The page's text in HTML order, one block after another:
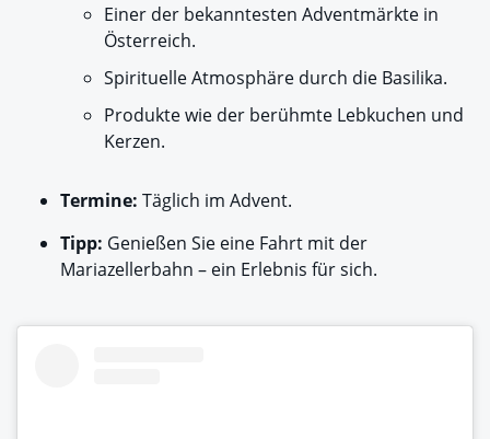
Einer der bekanntesten Adventmärkte in
Österreich.
Spirituelle Atmosphäre durch die Basilika.
Produkte wie der berühmte Lebkuchen und
Kerzen.
Termine: Täglich im Advent.
Tipp: Genießen Sie eine Fahrt mit der
Mariazellerbahn – ein Erlebnis für sich.